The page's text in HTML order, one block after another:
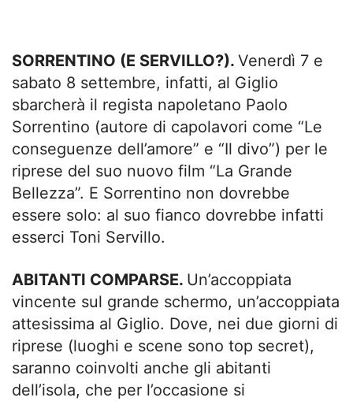
SORRENTINO (E SERVILLO?). Venerdì 7 e
sabato 8 settembre, infatti, al Giglio
sbarcherà il regista napoletano Paolo
Sorrentino (autore di capolavori come “Le
conseguenze dell’amore” e “Il divo”) per le
riprese del suo nuovo film “La Grande
Bellezza”. E Sorrentino non dovrebbe
essere solo: al suo fianco dovrebbe infatti
esserci Toni Servillo.
ABITANTI COMPARSE. Un’accoppiata
vincente sul grande schermo, un’accoppiata
attesissima al Giglio. Dove, nei due giorni di
riprese (luoghi e scene sono top secret),
saranno coinvolti anche gli abitanti
dell’isola, che per l’occasione si